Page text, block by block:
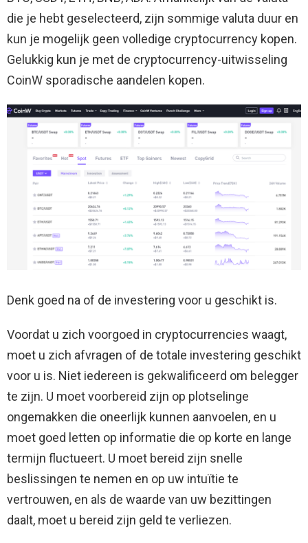
die je hebt geselecteerd, zijn sommige valuta duur en
kun je mogelijk geen volledige cryptocurrency kopen.
Gelukkig kun je met de cryptocurrency-uitwisseling
CoinW sporadische aandelen kopen.
Denk goed na of de investering voor u geschikt is.
Voordat u zich voorgoed in cryptocurrencies waagt,
moet u zich afvragen of de totale investering geschikt
voor u is. Niet iedereen is gekwalificeerd om belegger
te zijn. U moet voorbereid zijn op plotselinge
ongemakken die oneerlijk kunnen aanvoelen, en u
moet goed letten op informatie die op korte en lange
termijn fluctueert. U moet bereid zijn snelle
beslissingen te nemen en op uw intuïtie te
vertrouwen, en als de waarde van uw bezittingen
daalt, moet u bereid zijn geld te verliezen.